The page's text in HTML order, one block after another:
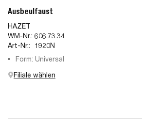
Ausbeulfaust
HAZET
WM-Nr.: 606.73.34
Art-Nr.:
1920N
Form: Universal
Filiale wählen